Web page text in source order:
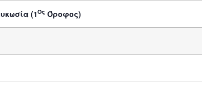
(1Ος Όροφος)